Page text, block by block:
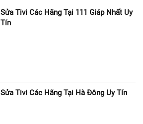
Sửa Tivi Các Hãng Tại 111 Giáp Nhất Uy
Tín
Sửa Tivi Các Hãng Tại Hà Đông Uy Tín